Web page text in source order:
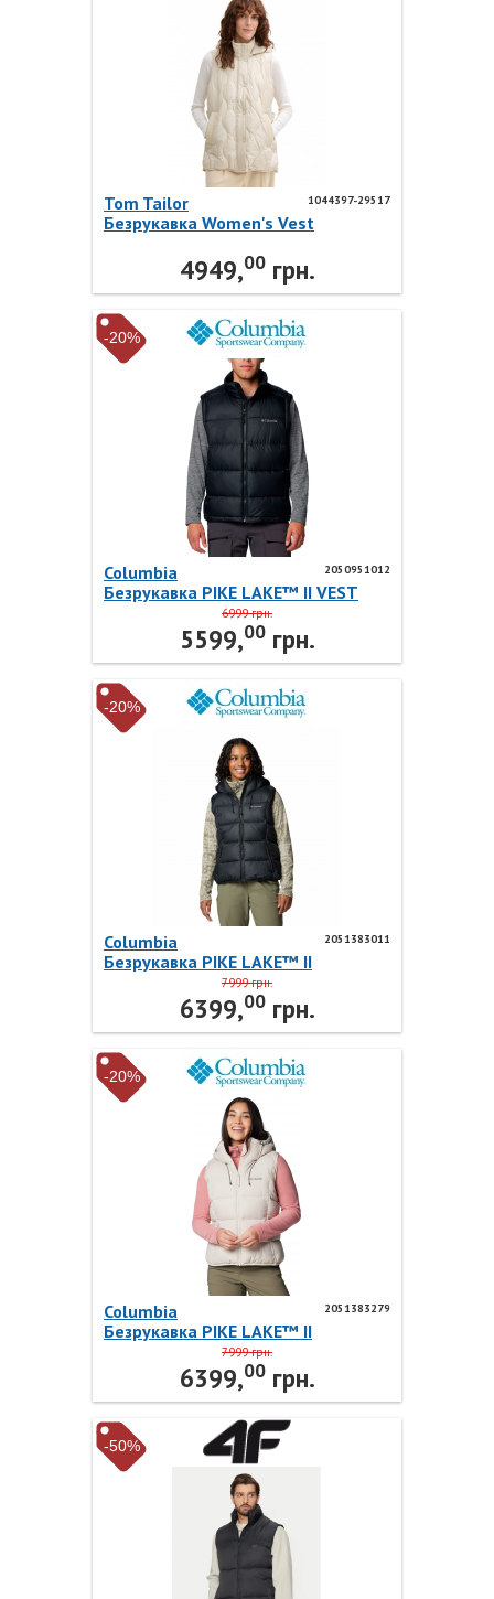
1044397-29517
Tom Tailor
Безрукавка Women's Vest
4949,00грн.
-20%
2050951012
Columbia
Безрукавка PIKE LAKE™ II VEST
2050951012 Columbia
6999 грн.
5599,00грн.
-20%
2051383011
Columbia
Безрукавка PIKE LAKE™ II
INSULATED V 2051383011
7999 грн.
6399,00грн.
-20%
2051383279
Columbia
Безрукавка PIKE LAKE™ II
INSULATED V 2051383279
7999 грн.
6399,00грн.
-50%